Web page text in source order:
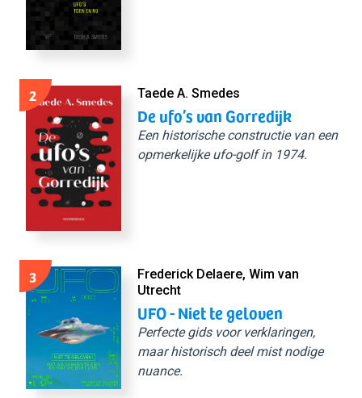
2 Taede A. Smedes
De ufo’s van Gorredijk
Een historische constructie van een
opmerkelijke ufo-golf in 1974.
3
Frederick Delaere, Wim van
Utrecht
UFO - Niet te geloven
Perfecte gids voor verklaringen,
maar historisch deel mist nodige
nuance.